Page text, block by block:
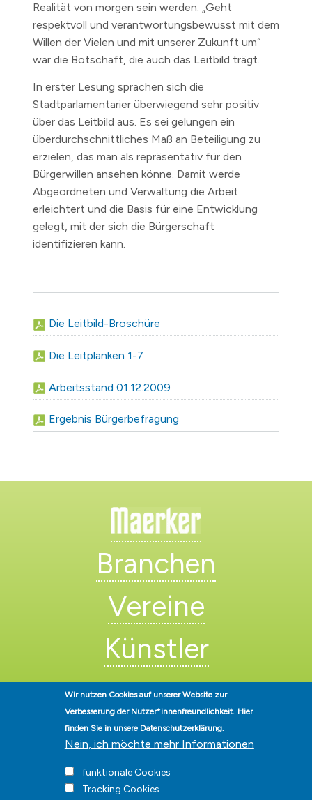
Realität von morgen sein werden. „Geht
respektvoll und verantwortungsbewusst mit dem
Willen der Vielen und mit unserer Zukunft um“
war die Botschaft, die auch das Leitbild trägt.
In erster Lesung sprachen sich die
Stadtparlamentarier überwiegend sehr positiv
über das Leitbild aus. Es sei gelungen ein
überdurchschnittliches Maß an Beteiligung zu
erzielen, das man als repräsentativ für den
Bürgerwillen ansehen könne. Damit werde
Abgeordneten und Verwaltung die Arbeit
erleichtert und die Basis für eine Entwicklung
gelegt, mit der sich die Bürgerschaft
identifizieren kann.
Die Leitbild-Broschüre
Die Leitplanken 1-7
Arbeitsstand 01.12.2009
Ergebnis Bürgerbefragung
Branchen
Vereine
Künstler
Neuendorf • Telefon 03303-528-0• E-Mail:
Presse
© Hohen-Neuendorf.de, Alle Rechte vorbehalten - Vervielfältigung nur
Wir nutzen Cookies auf unserer Website zur
Verbesserung der Nutzer*innenfreundlichkeit. Hier
finden Sie in unsere Datenschutzerklärung.
Nein, ich möchte mehr Informationen
funktionale Cookies
Tracking Cookies